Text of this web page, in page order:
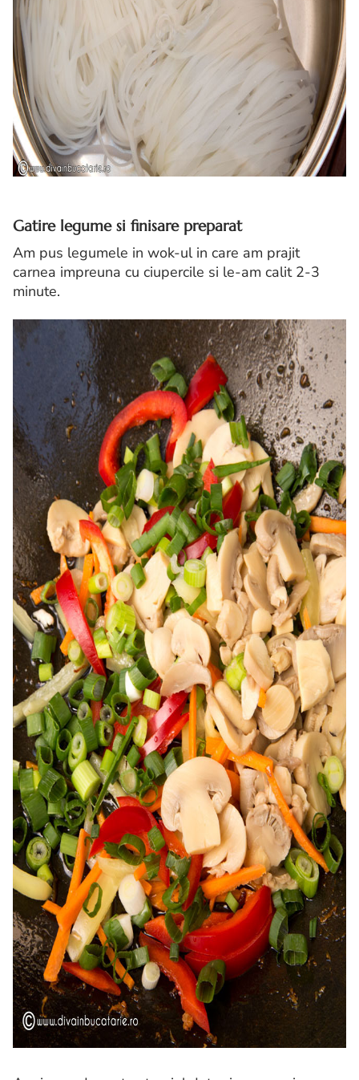
Gatire legume si finisare preparat
Am pus legumele in wok-ul in care am prajit
carnea impreuna cu ciupercile si le-am calit 2-3
minute.